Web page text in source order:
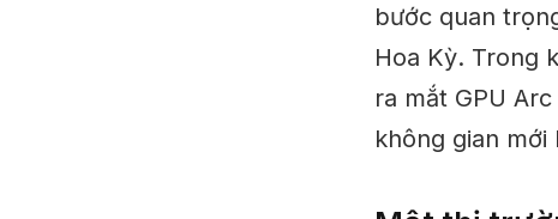
bước quan
Hoa Kỳ. Trong
ra mắt GPU
không gian